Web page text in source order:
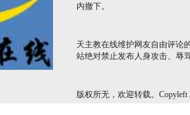
内撤下。
天主教在线维护网友自由评论
站绝对禁止发布人身攻击、辱
版权所无，欢迎转载。